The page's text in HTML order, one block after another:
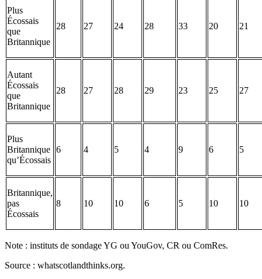
Plus
Écossais
que
Britannique
28 27 24 28 33 20 21
Autant
Écossais
que
Britannique
28 27 28 29 23 25 27
Plus
Britannique
qu’Écossais
6 4 5 4 9 6 5
Britannique,
pas
Écossais
8 10 10 6 5 10 10
Note : instituts de sondage YG ou YouGov, CR ou ComRes.
Source : whatscotlandthinks.org.